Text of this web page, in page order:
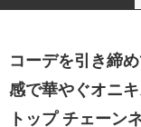
コーデを引き締
感で華やぐオニ
トップ チェーン